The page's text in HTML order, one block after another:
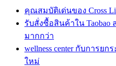
คุณสมบัติเด่นของ Cross
รับสั่งซื้อสินค้าใน
มากกว่า
wellness center กับการย
ใหม่